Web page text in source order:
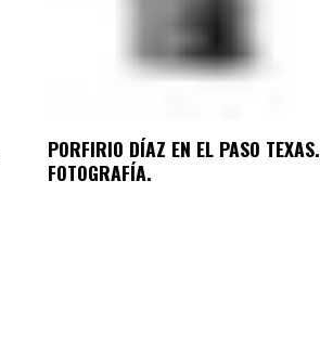
PORFIRIO DÍAZ EN EL PASO TEXAS.
FOTOGRAFÍA.